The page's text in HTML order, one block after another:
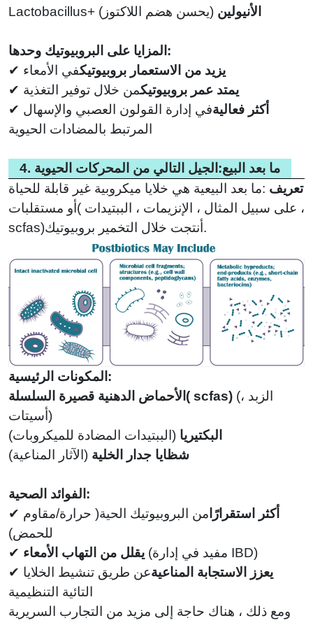
Lactobacillus+ الأنيولين (يحسن هضم اللاكتوز)
المزايا على البروبيوتيك وحدها:
✔
يزيد من الاستعمار بروبيوتيكفي الأمعاء
✔
يمتد عمر بروبيوتيكمن خلال توفير التغذية
✔
أكثر فعاليةفي إدارة القولون العصبي والإسهال
المرتبط بالمضادات الحيوية
4. ما بعد البيع:الجيل التالي من المحركات الحيوية
تعريف :ما بعد البيعية هي خلايا ميكروبية غير قابلة للحياة
أو مستقلبات ( على سبيل المثال ، الإنزيمات ، الببتيدات ،
scfas)أنتجت خلال التخمير بروبيوتيك.
المكونات الرئيسية:
الأحماض الدهنية قصيرة السلسلة ( scfas) (الزبد ،
أسيتات)
البكتيريا ( الببتيدات المضادة للميكروبات)
شظايا جدار الخلية ( الآثار المناعية)
الفوائد الصحية:
✔
أكثر استقرارًا من البروبيوتيك الحية( حرارة/مقاوم
للحمض)
✔ يقلل من التهاب الأمعاء (
مفيد في إدارة IBD)
✔
يعزز الاستجابة المناعيةعن طريق تنشيط الخلايا
التائية التنظيمية
ومع ذلك ، هناك حاجة إلى مزيد من التجارب السريرية